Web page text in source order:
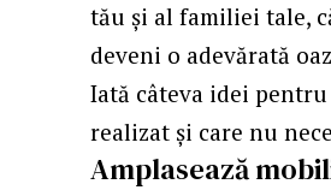
tău și al familiei tale,
deveni o adevărată
Iată câteva idei
realizat și care nu
Amplasează